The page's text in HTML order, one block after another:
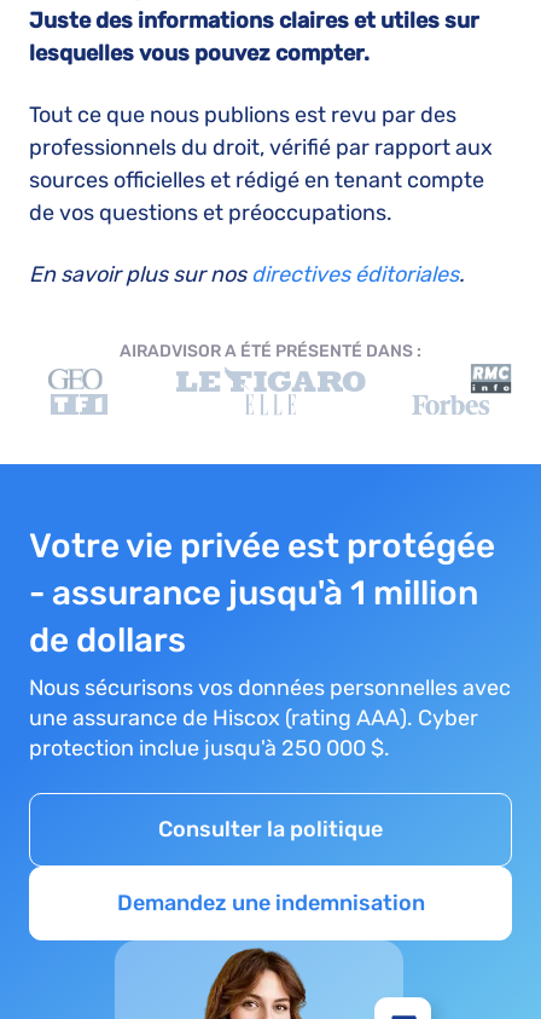
Juste des informations claires et utiles sur
lesquelles vous pouvez compter.
Tout ce que nous publions est revu par des
professionnels du droit, vérifié par rapport aux
sources officielles et rédigé en tenant compte
de vos questions et préoccupations.
En savoir plus sur nosdirectives éditoriales.
AIRADVISOR A ÉTÉ PRÉSENTÉ DANS :
Votre vie privée est protégée
- assurance jusqu'à 1 million
de dollars
Nous sécurisons vos données personnelles avec
une assurance de Hiscox (rating AAA). Cyber
protection inclue jusqu'à 250 000 $.
Consulter la politique
Demandez une indemnisation